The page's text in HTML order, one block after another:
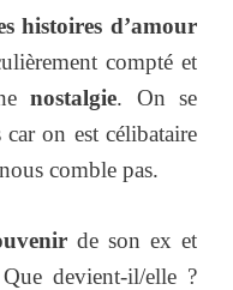
histoires d’amour
compté et
nostalgie. On se
on est célibataire
comble pas.
de son ex et
devient-il/elle ?